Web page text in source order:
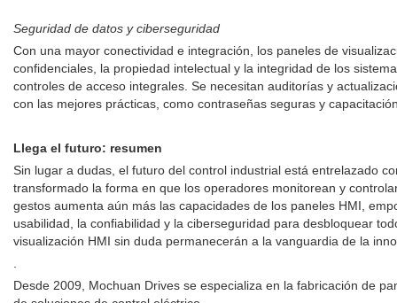
Seguridad de datos y ciberseguridad
Con una mayor conectividad e integración, los paneles de
confidenciales, la propiedad intelectual y la integridad de los
controles de acceso integrales. Se necesitan auditorías y
con las mejores prácticas, como contraseñas seguras y
Llega el futuro: resumen
Sin lugar a dudas, el futuro del control industrial está entrelazado
transformado la forma en que los operadores monitorean y
gestos aumenta aún más las capacidades de los paneles HMI,
usabilidad, la confiabilidad y la ciberseguridad para desbloquear
visualización HMI sin duda permanecerán a la vanguardia de la
.
Desde 2009, Mochuan Drives se especializa en la fabricación de